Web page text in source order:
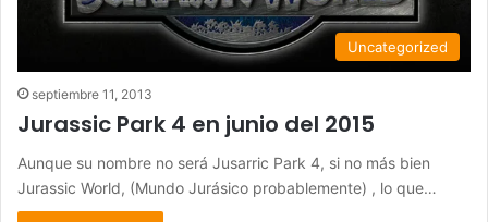
Uncategorized
septiembre 11, 2013
Jurassic Park 4 en junio del 2015
Aunque su nombre no será Jusarric Park 4, si no más bien
Jurassic World, (Mundo Jurásico probablemente) , lo que…